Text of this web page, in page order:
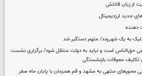
از زبان قاتلش
جدید ارزدیجیتال
دهنده
به یک شهروند/ متهم دستگیر شد
حق‌الناس است و نباید به دولت منتقل شود/ برگزاری نشست
تکلیف معوقات بازنشستگی
محورهای منتهی به مشهد و قم همزمان با پایان ماه صفر